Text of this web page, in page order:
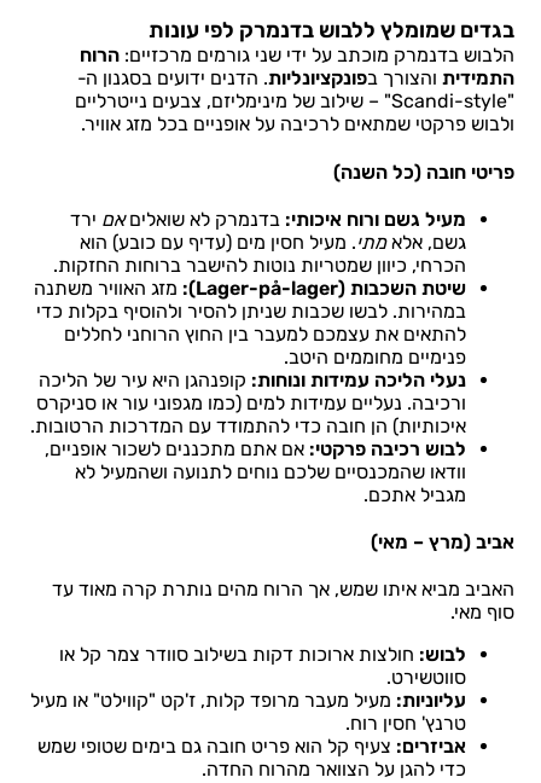
בגדים שמומלץ ללבוש בדנמרק לפי עונות
הלבוש בדנמרק מוכתב על ידי שני גורמים מרכזיים:הרוח
התמידית והצורך בפונקציונליות. הדנים ידועים בסגנון ה-
"Scandi-style" – שילוב של מינימליזם, צבעים נייטרליים
ולבוש פרקטי שמתאים לרכיבה על אופניים בכל מזג אוויר.
פריטי חובה (כל השנה)
מעיל גשם ורוח איכותי: בדנמרק לא שואליםאם ירד
גשם, אלאמתי. מעיל חסין מים (עדיף עם כובע) הוא
הכרחי, כיוון שמטריות נוטות להישבר ברוחות החזקות.
שיטת השכבות (Lager-på-lager):
מזג האוויר משתנה
במהירות. לבשו שכבות שניתן להסיר ולהוסיף בקלות כדי
להתאים את עצמכם למעבר בין החוץ הרוחני לחללים
פנימיים מחוממים היטב.
נעלי הליכה עמידות ונוחות: קופנהגן היא עיר של הליכה
ורכיבה. נעליים עמידות למים (כמו מגפוני עור או סניקרס
איכותיות) הן חובה כדי להתמודד עם המדרכות הרטובות.
לבוש רכיבה פרקטי: אם אתם מתכננים לשכור אופניים,
וודאו שהמכנסיים שלכם נוחים לתנועה ושהמעיל לא
מגביל אתכם.
אביב (מרץ – מאי)
האביב מביא איתו שמש, אך הרוח מהים נותרת קרה מאוד עד
סוף מאי.
לבוש: חולצות ארוכות דקות בשילוב סוודר צמר קל או
סווטשירט.
עליוניות: מעיל מעבר מרופד קלות, ז'קט "קווילט" או מעיל
טרנץ' חסין רוח.
אביזרים: צעיף קל הוא פריט חובה גם בימים שטופי שמש
כדי להגן על הצוואר מהרוח החדה.